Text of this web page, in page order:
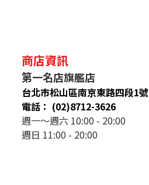
商店資訊
第一名店旗艦店
台北市松山區南京東路四段1號
電話： (02)8712-3626
週一～週六 10:00 - 20:00
週日 11:00 - 20:00